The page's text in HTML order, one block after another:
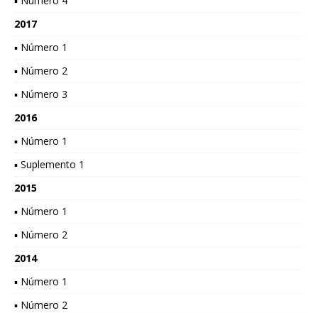
2017
▪ Número 1
▪ Número 2
▪ Número 3
2016
▪ Número 1
▪ Suplemento 1
2015
▪ Número 1
▪ Número 2
2014
▪ Número 1
▪ Número 2